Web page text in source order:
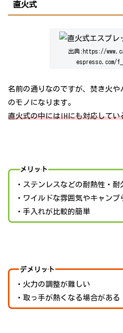
直火式
出典:https://
espresso.com/
名前の通りなのですが、焚き火
のモノになります。
直火式の中にはIHにも対応してい
メリット
・ステンレスなどの耐熱性・
・ワイルドな雰囲気やキャン
・手入れが比較的簡単
デメリット
・火力の調整が難しい
・取っ手が熱くなる場合がある